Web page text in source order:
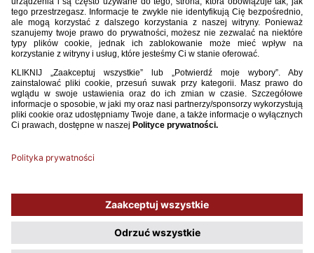
U-20: POWOŁANIA NA MECZ Z CZECHAMI
Na zgrupowanie reprezentacji Polski U20 oraz mecz w ramach Elite
League U20 z reprezentacją Czech (14.11.2025, godz. 13:30), do kadry
powołani zostali następujący zawodnicy:
Używamy plików cookies, aby ułatwić Ci korzystanie z naszego serwisu
oraz do celów statystycznych. Jeśli nie blokujesz tych plików, to zgadzasz
się na ich użycie oraz zapisanie w pamięci urządzenia. Pamiętaj, że
możesz samodzielnie zarządzać cookies, zmieniając ustawienia